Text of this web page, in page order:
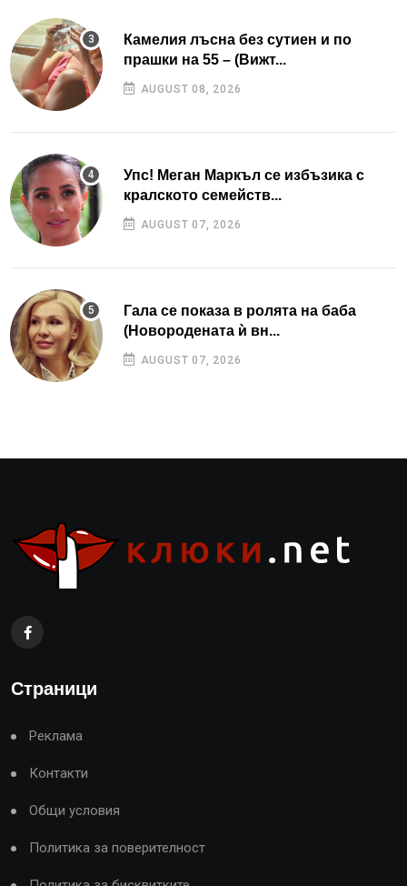
Камелия лъсна без сутиен и по
прашки на 55 – (Вижт...
AUGUST 08, 2026
Упс! Меган Маркъл се избъзика с
кралското семейств...
AUGUST 07, 2026
Гала се показа в ролята на баба
(Новородената ѝ вн...
AUGUST 07, 2026
Страници
Реклама
Контакти
Общи условия
Политика за поверителност